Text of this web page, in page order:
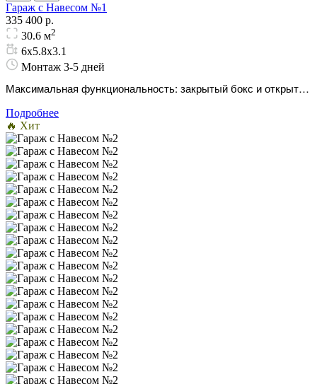
Гараж с Навесом №1
335 400 р.
30.6 м2
6х5.8х3.1
Монтаж 3-5 дней
Максимальная функциональность: закрытый бокс и открытое
пространства на участке.
Подробнее
🔥 Хит